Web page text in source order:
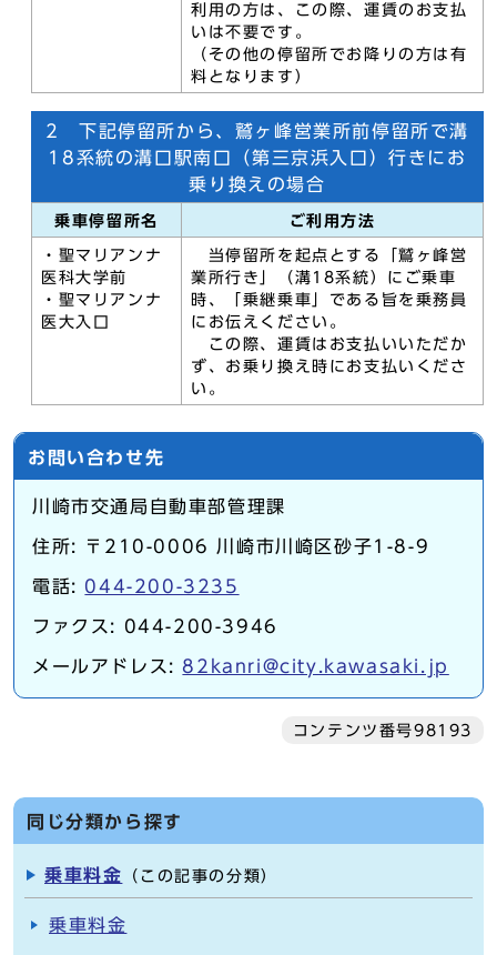
利用の方は、この際、運賃のお支払
いは不要です。
（その他の停留所でお降りの方は有
料となります）
2 下記停留所から、鷲ヶ峰営業所前停留所で溝
18系統の溝口駅南口（第三京浜入口）行きにお
乗り換えの場合
乗車停留所名 ご利用方法
・聖マリアンナ
医科大学前
・聖マリアンナ
医大入口
当停留所を起点とする「鷲ヶ峰営
業所行き」（溝18系統）にご乗車
時、「乗継乗車」である旨を乗務員
にお伝えください。
この際、運賃はお支払いいただか
ず、お乗り換え時にお支払いくださ
い。
お問い合わせ先
川崎市交通局自動車部管理課
住所: 〒210-0006 川崎市川崎区砂子1-8-9
電話: 044-200-3235
ファクス: 044-200-3946
メールアドレス:82kanri@city.kawasaki.jp
コンテンツ番号98193
同じ分類から探す
乗車料金 （この記事の分類）
乗車料金